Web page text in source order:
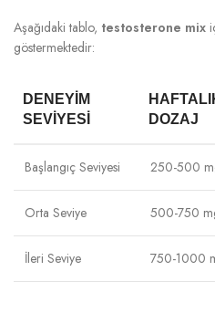
Aşağıdaki tablo, testosterone mix
göstermektedir:
DENEYIM
SEVIYESI
DOZAJ
Başlangıç Seviyesi 250-500
Orta Seviye 500-750
İleri Seviye 750-1000